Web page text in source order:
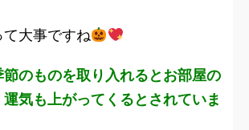
て大事ですね
のものを取り入れるとお部屋の
気も上がってくるとされていま